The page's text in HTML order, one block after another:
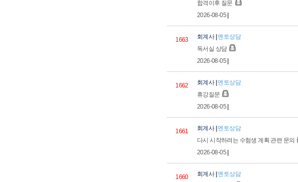
합격이후 질문
2026-08-05
1663 회계사 멘토상담
독서실 상담
2026-08-05
1662 회계사 멘토상담
휴강질문
2026-08-05
1661 회계사 멘토상담
다시 시작하려는 수험생 계획 관련 문의
2026-08-05
1660 회계사 멘토상담